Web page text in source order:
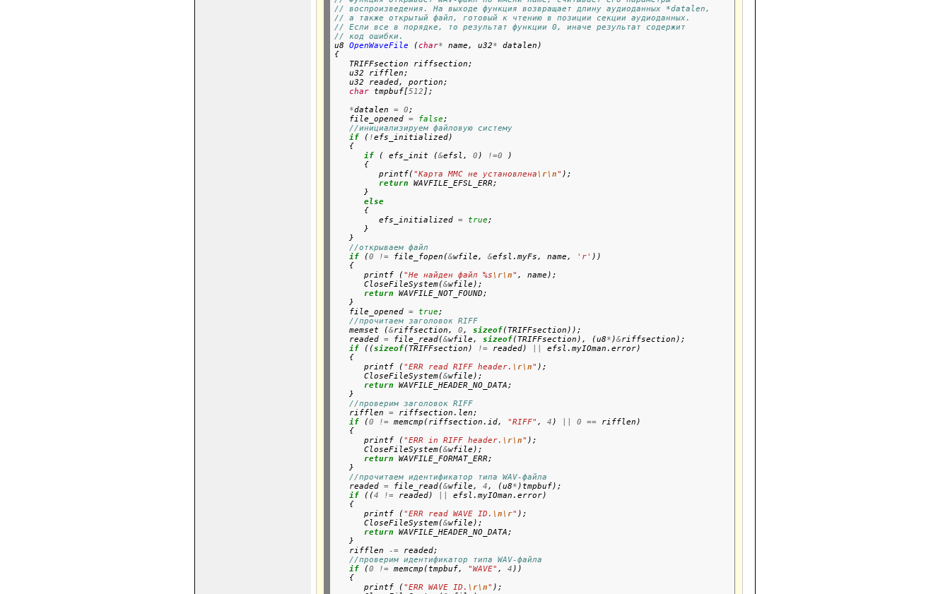
// воспроизведения. На выходе функция возвращает длину аудиоданных *datalen,
// а также открытый файл, готовый к чтению в позиции секции аудиоданных.
// Если все в порядке, то результат функции 0, иначе результат содержит
// код ошибки.
u8 OpenWaveFile (char* name, u32*
datalen)
{
   TRIFFsection riffsection;
   u32 rifflen;
   u32 readed, portion;
char tmpbuf[512 ];
*datalen = 0;
   file_opened
= false;
//инициализируем файловую систему
if ( !efs_initialized)
   {
if ( efs_init (&efsl, 0) !=0
)
      {
         printf(
"Карта MMC не установлена\r\n" );
return
WAVFILE_EFSL_ERR;
      }
else
      {
         efs_initialized
= true;
      }
   }
//открываем файл
if (0 != file_fopen(&wfile, &efsl.myFs, name, 'r' ))
   {
      printf (
"Не найден файл %s\r\n" , name);
      CloseFileSystem(
&wfile);
return
WAVFILE_NOT_FOUND;
   }
   file_opened
= true;
//прочитаем заголовок RIFF
   memset (
&riffsection, 0, sizeof(TRIFFsection));
   readed
= file_read(&wfile, sizeof(TRIFFsection), (u8*)&riffsection);
if ((sizeof(TRIFFsection) != readed)
efsl.myIOman.error)
   {
      printf (
"ERR read RIFF header. \r\n" );
      CloseFileSystem(
&wfile);
return
WAVFILE_HEADER_NO_DATA;
   }
//проверим заголовок RIFF
   rifflen
=
riffsection.len;
if (0 != memcmp(riffsection.id, "RIFF" , 4) 0 ==
rifflen)
   {
      printf (
"ERR in RIFF header. \r\n" );
      CloseFileSystem(
&wfile);
return
WAVFILE_FORMAT_ERR;
   }
//прочитаем идентификатор типа WAV-файла
   readed
= file_read(&wfile, 4, (u8*)tmpbuf);
if ((4 != readed)
efsl.myIOman.error)
   {
      printf (
"ERR read WAVE ID. \n\r" );
      CloseFileSystem(
&wfile);
return
WAVFILE_HEADER_NO_DATA;
   }
   rifflen
-=
readed;
//проверим идентификатор типа WAV-файла
if (0 != memcmp(tmpbuf, "WAVE" , 4))
   {
      printf (
"ERR WAVE ID. \r\n" );